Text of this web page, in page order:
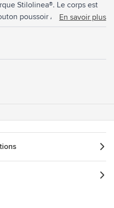
Stilolinea®. Le corps est
poussoir ABS. Matière
en Italie.
En savoir plus